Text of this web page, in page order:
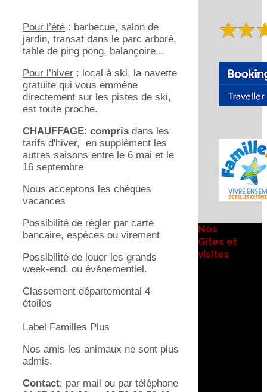
Pour l’été : barbecue, salon de
jardin, transat dans le parc arboré,
table de ping pong, balançoire...
Pour l’hiver : local à ski, la navette
gratuite qui vous emmène
directement sur les pistes de ski,
est toute proche.
CHAUFFAGE: compris dans les
tarifs d'hiver, en supplément les
autres saisons entre le 6 mai et le
16 septembre
Nous acceptons les chèques
vacances
Possibilité de régler par carte
bancaire, espèces ou virement
Possibilité de louer les grands
week-end. ou événementiel.
Classement départemental 4
étoiles
Label Familles Plus
Nos amis les animaux ne sont plus
admis.
Contact: par mail ou par téléphone
Nos
Gîtes et
visites